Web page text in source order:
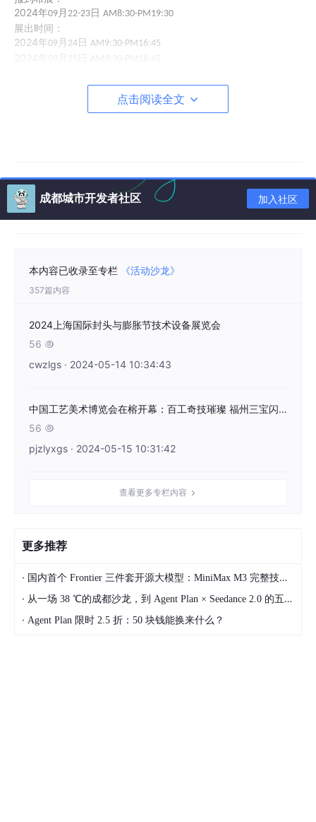
2024年09月 22-23 日 AM8:30-PM19:30
展出时间：
2024年09 月 24 日 AM9:30-PM16:45
2024
日
AM9:30-PM16:45
4、聚碳酸酯光学薄膜相关材料；
5、技术设备：生产技术与工艺、成型机械及模具、分析测试仪
器、研发和检测设备等
〓联系我们〓
邮 箱：sales1@ufiexpo.com
推荐内容
点击阅读全文
成都城市开发者社区 加入社区
本内容已收录至专栏 《活动沙龙》
357篇内容
2024上海国际封头与膨胀节技术设备展览会
56 
cwzlgs · 2024-05-14 10:34:43
中国工艺美术博览会在榕开幕：百工奇技璀璨 福州三宝闪耀
56 
pjzlyxgs · 2024-05-15 10:31:42
查看更多专栏内容
更多推荐
· 国内首个 Frontier 三件套开源大模型：MiniMax M3 完整技术拆解
· 从一场 38 ℃的成都沙龙，到 Agent Plan × Seedance 2.0 的五周深度实测
· Agent Plan 限时 2.5 折：50 块钱能换来什么？